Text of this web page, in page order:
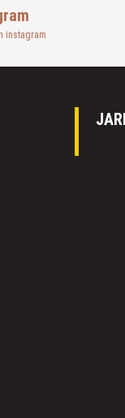
instagram